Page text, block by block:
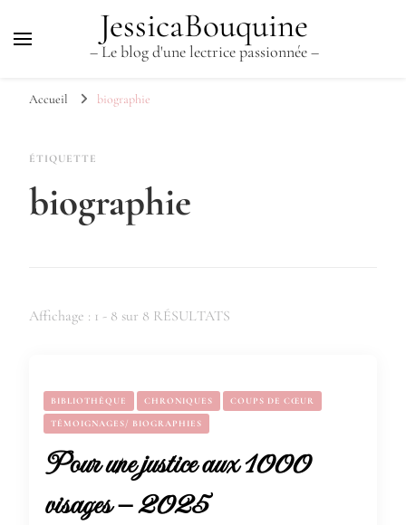
JessicaBouquine
– Le blog d'une lectrice passionnée –
Accueil biographie
ÉTIQUETTE
biographie
Affichage : 1 - 8 sur 8 RÉSULTATS
BIBLIOTHÈQUE CHRONIQUES COUPS DE CŒUR
TÉMOIGNAGES/ BIOGRAPHIES
Pour une justice aux 1000
visages – 2025